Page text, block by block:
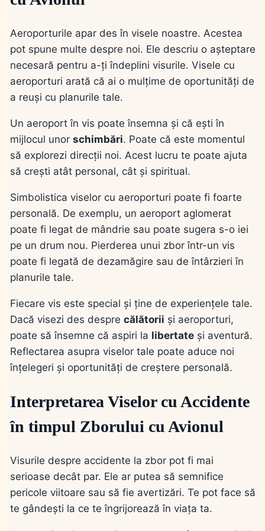
Aeroporturile apar des în visele noastre. Acestea
pot spune multe despre noi. Ele descriu o așteptare
necesară pentru a-ți îndeplini visurile. Visele cu
aeroporturi arată că ai o mulțime de oportunități de
a reuși cu planurile tale.
Un aeroport în vis poate însemna și că ești în
mijlocul unor schimbări. Poate că este momentul
să explorezi direcții noi. Acest lucru te poate ajuta
să crești atât personal, cât și spiritual.
Simbolistica viselor cu aeroporturi poate fi foarte
personală. De exemplu, un aeroport aglomerat
poate fi legat de mândrie sau poate sugera s-o iei
pe un drum nou. Pierderea unui zbor într-un vis
poate fi legată de dezamăgire sau de întârzieri în
planurile tale.
Fiecare vis este special și ține de experiențele tale.
Dacă visezi des despre călătorii și aeroporturi,
poate să însemne că aspiri la libertate și aventură.
Reflectarea asupra viselor tale poate aduce noi
înțelegeri și oportunități de creștere personală.
Interpretarea Viselor cu Accidente
în timpul Zborului cu Avionul
Visurile despre accidente la zbor pot fi mai
serioase decât par. Ele ar putea să semnifice
pericole viitoare sau să fie avertizări. Te pot face să
te gândești la ce te îngrijorează în viața ta.